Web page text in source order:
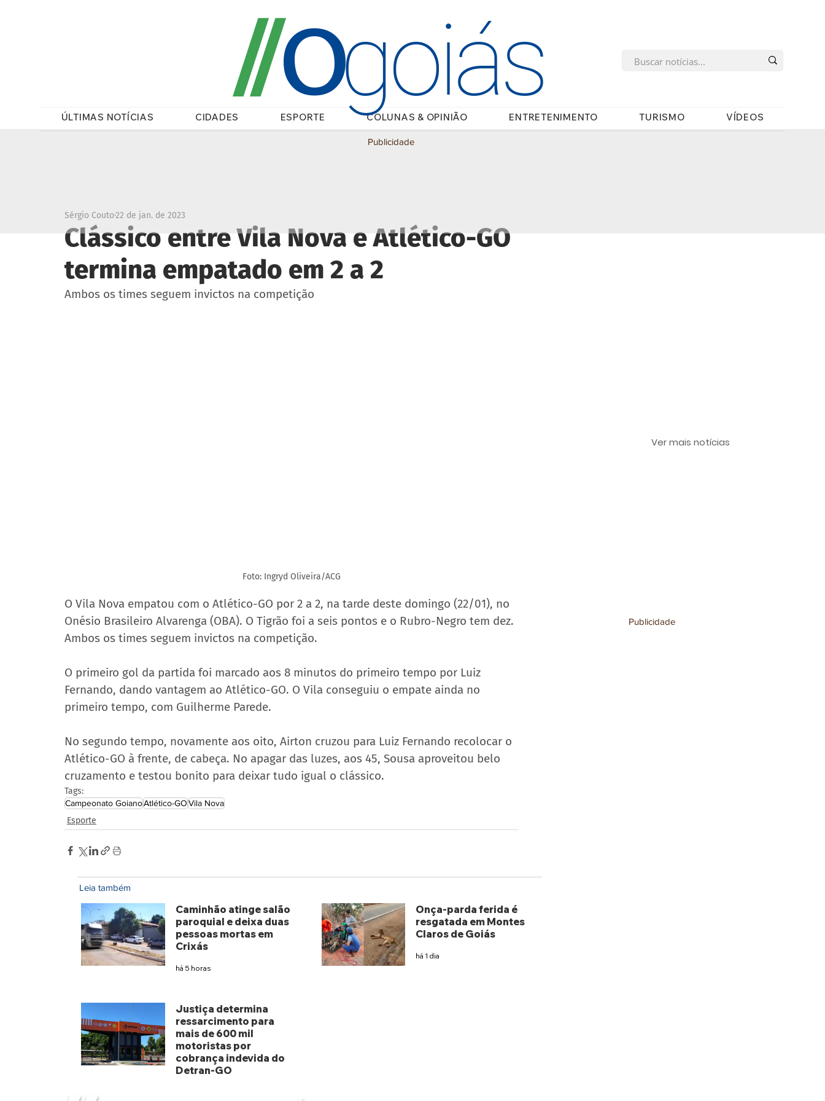
ÚLTIMAS NOTÍCIAS CIDADES ESPORTE COLUNAS & OPINIÃO ENTRETENIMENTO TURISMO VÍDEOS
//Ogoiás
Clássico entre Vila Nova e Atlético-GO
termina empatado em 2 a 2
Sérgio Couto22 de jan. de 2023
Ambos os times seguem invictos na competição
Foto: Ingryd Oliveira/ACG
O Vila Nova empatou com o Atlético-GO por 2 a 2, na tarde deste domingo (22/01), no
Onésio Brasileiro Alvarenga (OBA). O Tigrão foi a seis pontos e o Rubro-Negro tem dez.
Ambos os times seguem invictos na competição.
O primeiro gol da partida foi marcado aos 8 minutos do primeiro tempo por Luiz
Fernando, dando vantagem ao Atlético-GO. O Vila conseguiu o empate ainda no
primeiro tempo, com Guilherme Parede.
No segundo tempo, novamente aos oito, Airton cruzou para Luiz Fernando recolocar o
Atlético-GO à frente, de cabeça. No apagar das luzes, aos 45, Sousa aproveitou belo
cruzamento e testou bonito para deixar tudo igual o clássico.
Tags:
Campeonato GoianoAtlético-GOVila Nova
Esporte
Publicidade
Publicidade
Ver mais notícias
Leia também
Caminhão atinge salão
paroquial e deixa duas
pessoas mortas em
Crixás
há 5 horas
Onça-parda ferida é
resgatada em Montes
Claros de Goiás
há 1 dia
Justiça determina
ressarcimento para
mais de 600 mil
motoristas por
cobrança indevida do
Detran-GO